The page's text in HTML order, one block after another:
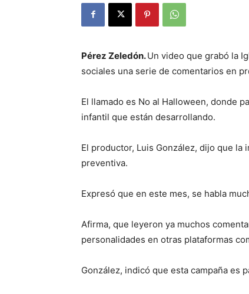
Pérez Zeledón.Un video que grabó la
sociales una serie de comentarios en
El llamado es No al Halloween, donde
infantil que están desarrollando.
El productor, Luis González, dijo que
preventiva.
Expresó que en este mes, se habla
Afirma, que leyeron ya muchos
personalidades en otras plataformas
González, indicó que esta campaña es